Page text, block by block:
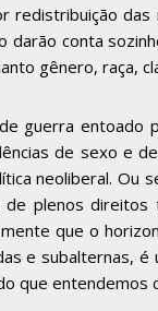
redistribuição
darão conta
gênero, raça,
guerra entoado
de sexo e
neoliberal. Ou
de plenos
que o
e subalternas,
que entendemos